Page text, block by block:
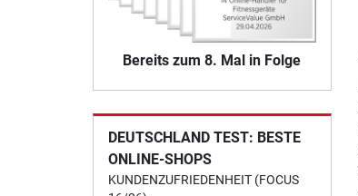
Bereits zum 8. Mal in Folge
DEUTSCHLAND TEST: BESTE
ONLINE-SHOPS
KUNDENZUFRIEDENHEIT (FOCUS